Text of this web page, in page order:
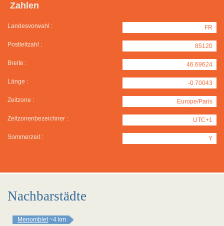
Zahlen
Landesvorwahl : FR
Postleitzahl : 85120
Breite : 46.69624
Länge : -0.70043
Zeitzone : Europe/Paris
Zeitzonenbezeichner : UTC+1
Sommerzeit : Y
Nachbarstädte
Menomblet ~4 km